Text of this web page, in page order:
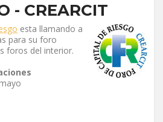
- CREARCIT
esta llamando a
para su foro
foros del interior.